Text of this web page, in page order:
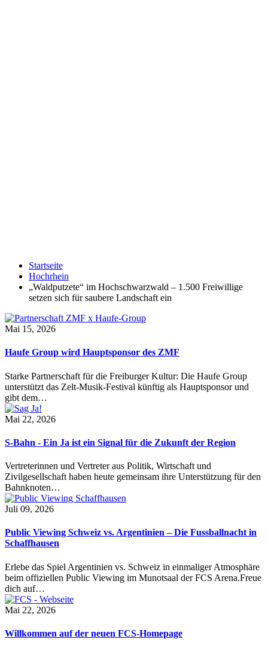
Startseite
Hochrhein
„Waldputzete“ im Hochschwarzwald – 1.500 Freiwillige
setzen sich für saubere Landschaft ein
Mai 15, 2026
Haufe Group wird Hauptsponsor des ZMF
Starke Partnerschaft für die Freiburger Kultur: Die Haufe Group
unterstützt das Zelt-Musik-Festival künftig als Hauptsponsor und
gibt dem…
Mai 22, 2026
S-Bahn - Ein Ja ist ein Signal für die Zukunft der Region
Vertreterinnen und Vertreter aus Politik, Wirtschaft und
Zivilgesellschaft haben heute gemeinsam ihre Unterstützung für den
Bahnknoten…
Juli 09, 2026
Public Viewing Schweiz vs. Argentinien – Die Fussballnacht in
Schaffhausen
Erlebe das Spiel Argentinien vs. Schweiz in einmaliger Atmosphäre
beim offiziellen Public Viewing im Munotsaal der FCS Arena.Freue
dich auf…
Mai 22, 2026
Willkommen auf der neuen FCS-Homepage